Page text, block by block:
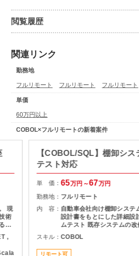
閲覧履歴
関連リンク
勤務地
フルリモート フルリモート フルリモート
単価
60万円以上
COBOL×フルリモートの新着案件
現
術
企
４
る
ア
,
【COBOL/SQL】棚卸シス
テスト対応
単 価：65万円～67万円
勤務地： フルリモート
内 容： 自動車会社向け棚卸システ
設計書をもとにした詳細設
ムテスト 既存システムの
SQL／PLSQLを用いたデー
初期（約1週間）は出社、
ク併用
スキル：COBOL
リモート可